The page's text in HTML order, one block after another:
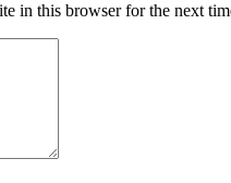
in this browser for the next